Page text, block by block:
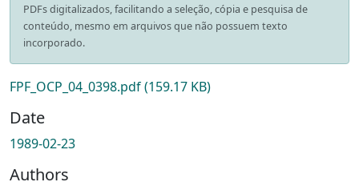
PDFs digitalizados, facilitando a seleção, cópia e pesquisa de
conteúdo, mesmo em arquivos que não possuem texto
incorporado.
FPF_OCP_04_0398.pdf(159.17 KB)
Date
1989-02-23
Authors